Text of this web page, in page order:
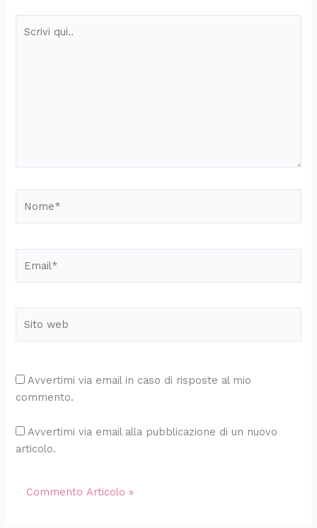
qui..
web
Avvertimi via email in caso di risposte al mio
commento.
Avvertimi via email alla pubblicazione di un nuovo
articolo.